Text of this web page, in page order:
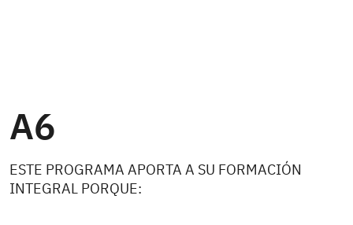
A6
ESTE PROGRAMA APORTA A SU FORMACIÓN
INTEGRAL PORQUE: